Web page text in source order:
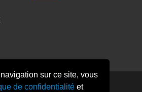
sur ce site, vous
de confidentialité et